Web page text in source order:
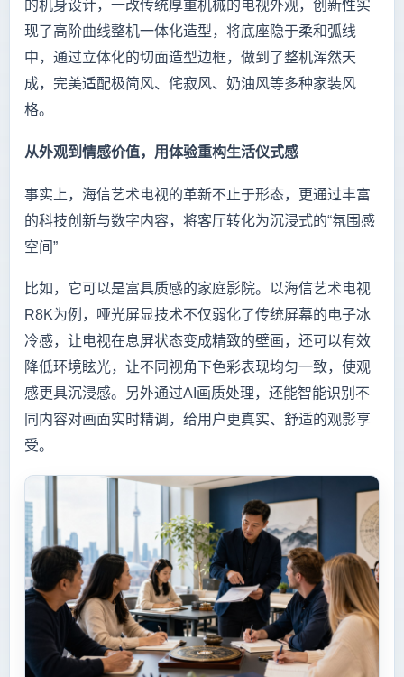
的机身设计，一改传统厚重机械的电视外观，创新性实
现了高阶曲线整机一体化造型，将底座隐于柔和弧线
中，通过立体化的切面造型边框，做到了整机浑然天
成，完美适配极简风、侘寂风、奶油风等多种家装风
格。
从外观到情感价值，用体验重构生活仪式感
事实上，海信艺术电视的革新不止于形态，更通过丰富
的科技创新与数字内容，将客厅转化为沉浸式的“氛围感
空间”
比如，它可以是富具质感的家庭影院。以海信艺术电视
R8K为例，哑光屏显技术不仅弱化了传统屏幕的电子冰
冷感，让电视在息屏状态变成精致的壁画，还可以有效
降低环境眩光，让不同视角下色彩表现均匀一致，使观
感更具沉浸感。另外通过AI画质处理，还能智能识别不
同内容对画面实时精调，给用户更真实、舒适的观影享
受。